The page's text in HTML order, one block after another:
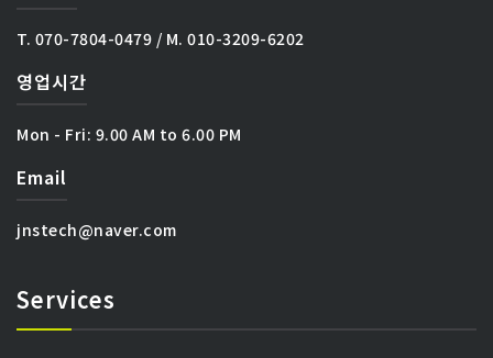
T. 070-7804-0479 / M. 010-3209-6202
영업시간
Mon - Fri: 9.00 AM to 6.00 PM
Email
jnstech@naver.com
Services